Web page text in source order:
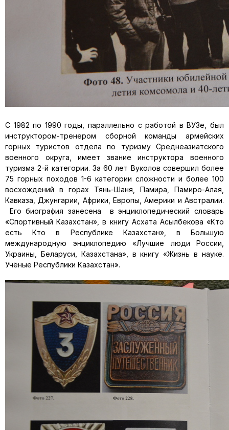
С 1982 по 1990 годы, параллельно с работой в ВУЗе, был
инструктором-тренером сборной команды армейских
горных туристов отдела по туризму Среднеазиатского
военного округа, имеет звание инструктора военного
туризма 2-й категории. За 60 лет Вуколов совершил более
75 горных походов 1-6 категории сложности и более 100
восхождений в горах Тянь-Шаня, Памира, Памиро-Алая,
Кавказа, Джунгарии, Африки, Европы, Америки и Австралии.
Его биография занесена в энциклопедический словарь
«Спортивный Казахстан», в книгу Асхата Асылбекова «Кто
есть Кто в Республике Казахстан», в Большую
международную энциклопедию «Лучшие люди России,
Украины, Беларуси, Казахстана», в книгу «Жизнь в науке.
Учёные Республики Казахстан».